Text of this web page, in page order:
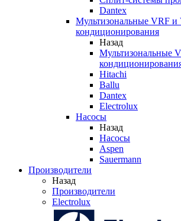
Dantex
Мультизональные VRF
кондиционирования
Назад
Мультизональные
Hitachi
Ballu
Dantex
Electrolux
Насосы
Назад
Насосы
Aspen
Sauermann
Производители
Назад
Производители
Electrolux